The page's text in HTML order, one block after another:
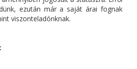
ezután már a saját árai fognak
viszonteladónknak.